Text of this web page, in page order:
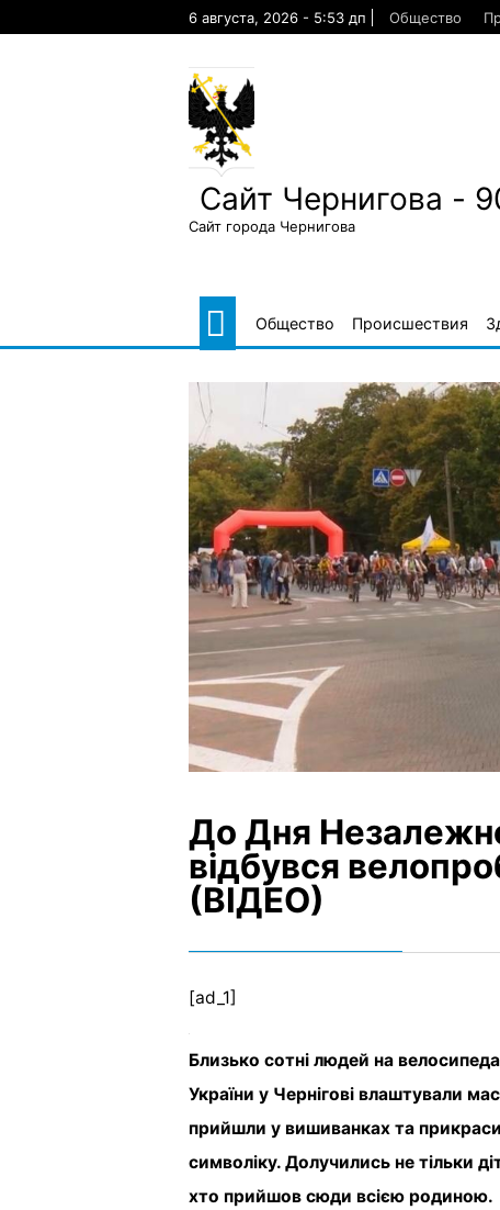
6 августа, 2026 - 5:53 дп Общество
Сайт Чернигова -
Сайт города Чернигова
Общество Происшествия
До Дня
відбувся
(ВІДЕО)
[ad_1]
Близько сотні людей на
України у Чернігові влаштували
прийшли у вишиванках та
символіку. Долучились не тільки
хто прийшов сюди всією родиною.